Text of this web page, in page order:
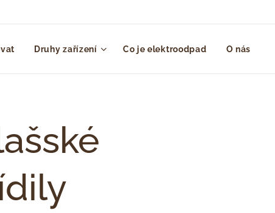
Druhy zařízení Co je elektroodpad O nás